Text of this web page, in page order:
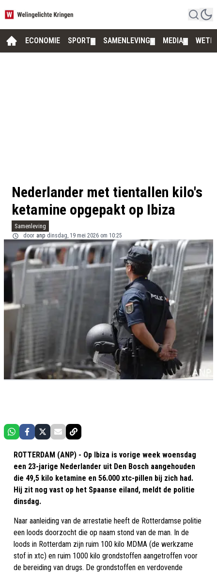
ECONOMIE SPORT SAMENLEVING MEDIA
Nederlander met tientallen kilo's
ketamine opgepakt op Ibiza
Samenleving
door anp dinsdag, 19 mei 2026 om 10:25
ROTTERDAM (ANP) - Op Ibiza is vorige week woensdag
een 23-jarige Nederlander uit Den Bosch aangehouden
die 49,5 kilo ketamine en 56.000 xtc-pillen bij zich had.
Hij zit nog vast op het Spaanse eiland, meldt de politie
dinsdag.
Naar aanleiding van de arrestatie heeft de Rotterdamse politie
een loods doorzocht die op naam stond van de man. In de
loods in Rotterdam zijn ruim 100 kilo MDMA (de werkzame
stof in xtc) en ruim 1000 kilo grondstoffen aangetroffen voor
de bereiding van drugs. De grondstoffen en verdovende